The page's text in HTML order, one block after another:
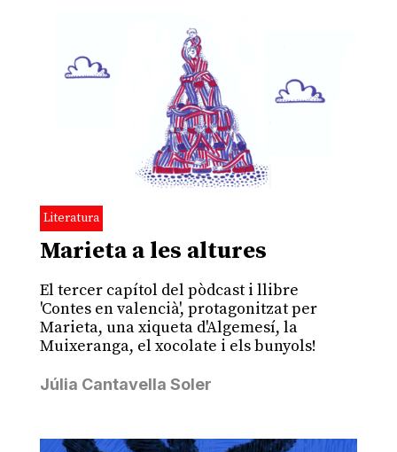
Literatura
Marieta a les altures
El tercer capítol del pòdcast i llibre
'Contes en valencià', protagonitzat per
Marieta, una xiqueta d'Algemesí, la
Muixeranga, el xocolate i els bunyols!
Júlia Cantavella Soler